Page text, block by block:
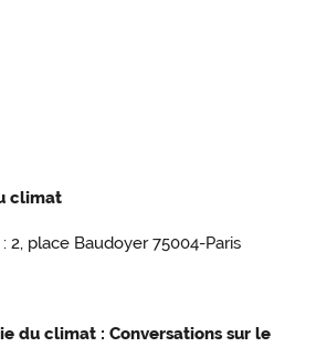
climat
2, place Baudoyer 75004-Paris
du climat : Conversations sur le